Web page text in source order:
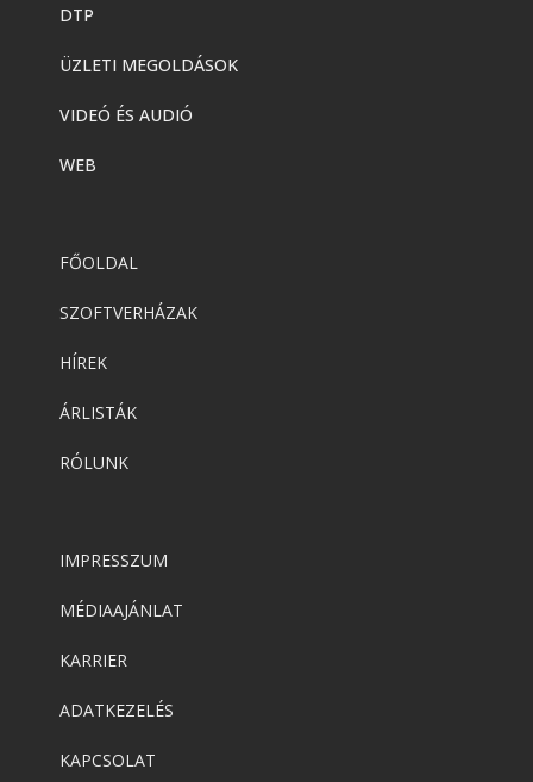
DTP
ÜZLETI MEGOLDÁSOK
VIDEÓ ÉS AUDIÓ
WEB
FŐOLDAL
SZOFTVERHÁZAK
HÍREK
ÁRLISTÁK
RÓLUNK
IMPRESSZUM
MÉDIAAJÁNLAT
KARRIER
ADATKEZELÉS
KAPCSOLAT